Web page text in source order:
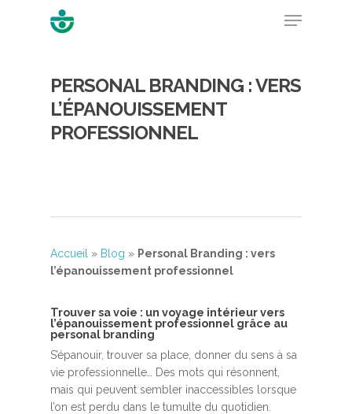
Hit enter to search or ESC to close
PERSONAL BRANDING : VERS
L’ÉPANOUISSEMENT
PROFESSIONNEL
Accueil » Blog » Personal Branding : vers
l’épanouissement professionnel
Trouver sa voie : un voyage intérieur vers
l’épanouissement professionnel grâce au
personal branding
S’épanouir, trouver sa place, donner du sens à sa
vie professionnelle… Des mots qui résonnent,
mais qui peuvent sembler inaccessibles lorsque
l’on est perdu dans le tumulte du quotidien.